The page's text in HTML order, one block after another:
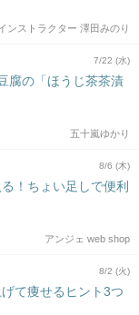
ンストラクター 澤田みのり
7/22 (水)
腐の「ほうじ茶茶漬
五十嵐ゆかり
8/6 (木)
！ちょい足しで便利
アンジェ web shop
8/2 (火)
て痩せるヒント3つ